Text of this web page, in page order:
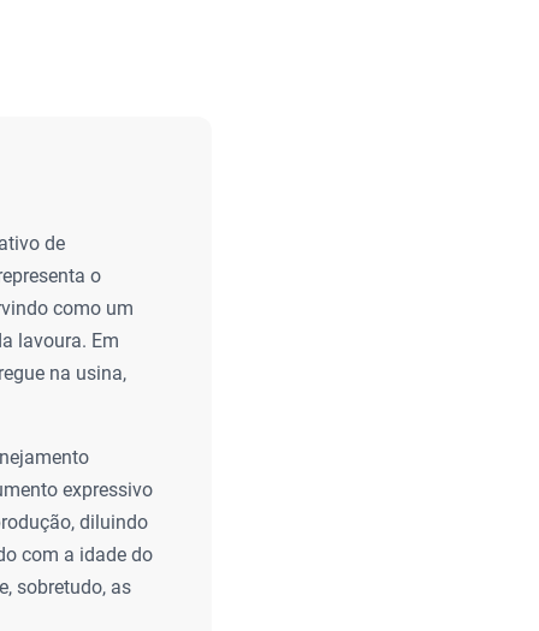
de
o
como um
lavoura. Em
na usina,
expressivo
diluindo
com a idade do
sobretudo, as